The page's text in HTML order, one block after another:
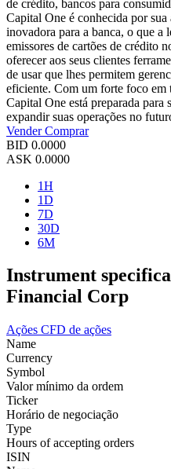
de crédito, bancos para
Capital One é conhecida por
inovadora para a banca, o que a
emissores de cartões de crédito
oferecer aos seus clientes
de usar que lhes permitem
eficiente. Com um forte foco em
Capital One está preparada para
expandir suas operações no
VenderComprar
BID 0.0000
ASK 0.0000
1H
1D
7D
30D
6M
Instrument
Financial Corp
Ações CFD de ações
Name
Currency
Symbol
Valor mínimo da ordem
Ticker
Horário de negociação
Type
Hours of accepting orders
ISIN